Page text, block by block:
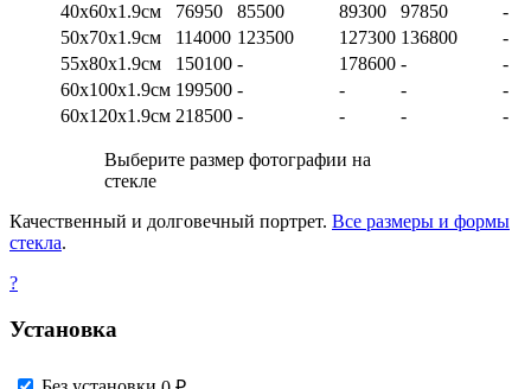
40х60х1.9см 76950 85500 89300 97850
-
50х70х1.9см
114000 123500 127300 136800
-
55х80х1.9см
150100 - 178600 -
-
60х100х1.9см 199500 - - -
-
60х120х1.9см 218500 - - - -
Выберите размер фотографии на
стекле
Качественный и долговечный портрет. Все размеры и формы
стекла.
?
Установка